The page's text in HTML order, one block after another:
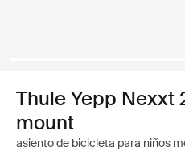
Thule Yepp Nexxt
mount
asiento de bicicleta para niños